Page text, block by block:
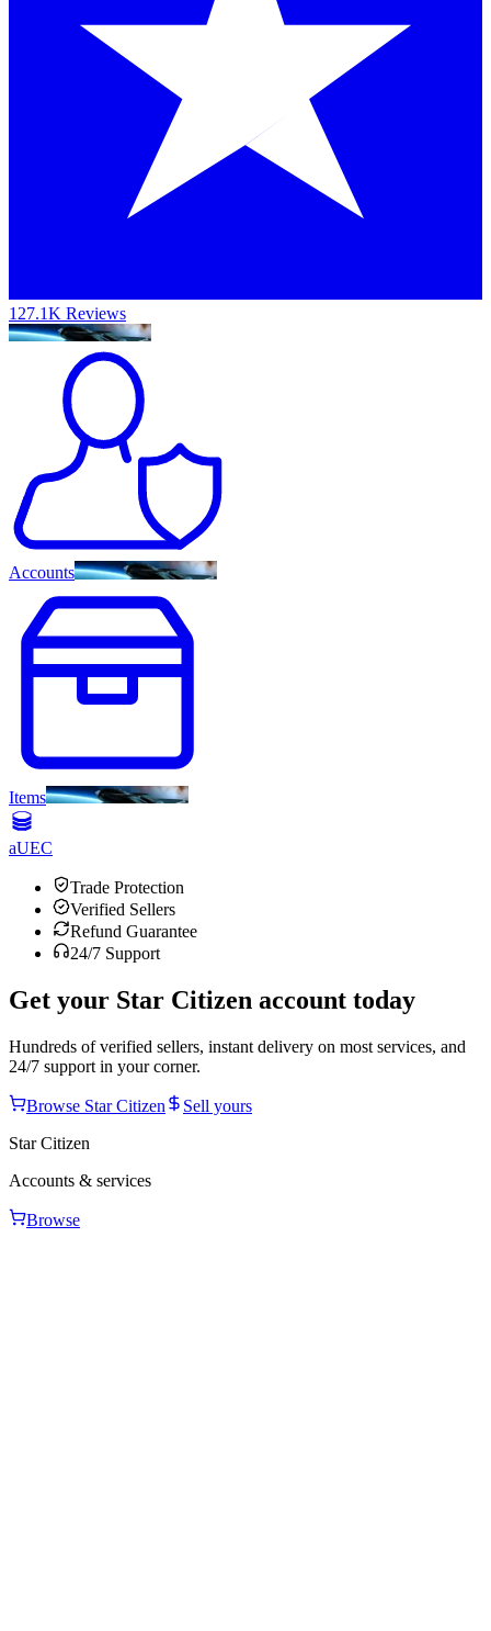
127.1K Reviews
Accounts
Items
aUEC
Trade Protection
Verified Sellers
Refund Guarantee
24/7 Support
Get your Star Citizen account today
Hundreds of verified sellers, instant delivery on most services, and
24/7 support in your corner.
Browse Star Citizen
Sell yours
Star Citizen
Accounts & services
Browse